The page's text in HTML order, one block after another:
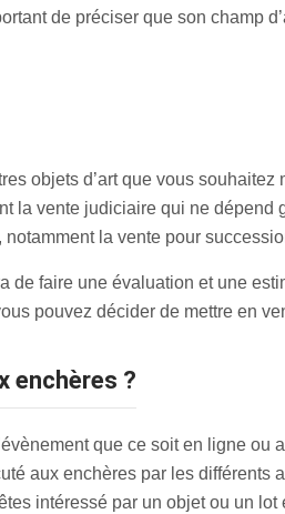
de préciser que son champ
objets d’art que vous
la vente judiciaire qui ne dépend
la vente pour
faire une évaluation et une
pouvez décider de mettre en
enchères ?
que ce soit en ligne ou
aux enchères par les différents
intéressé par un objet ou un